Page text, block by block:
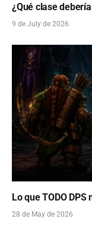
¿Qué clase
9 de July de 2026
Lo que TODO
28 de May de 2026